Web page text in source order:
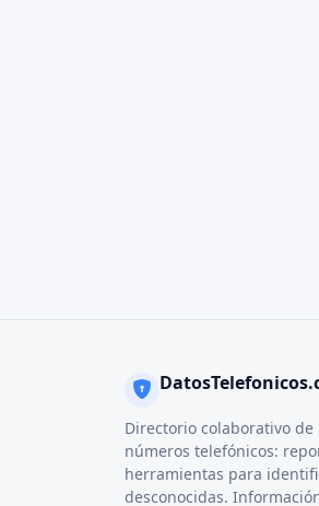
Directorio colaborativo
números telefónicos:
herramientas para
desconocidas.